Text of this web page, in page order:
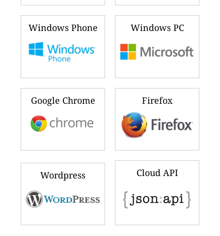
Windows Phone Windows PC
Google Chrome Firefox
Wordpress Cloud API